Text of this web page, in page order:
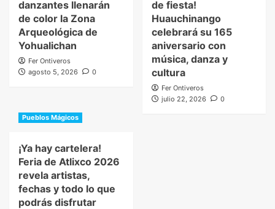
danzantes llenarán
de color la Zona
Arqueológica de
Yohualichan
Fer Ontiveros
agosto 5, 2026
0
de fiesta!
Huauchinango
celebrará su 165
aniversario con
música, danza y
cultura
Fer Ontiveros
julio 22, 2026
0
Pueblos Mágicos
¡Ya hay cartelera!
Feria de Atlixco 2026
revela artistas,
fechas y todo lo que
podrás disfrutar